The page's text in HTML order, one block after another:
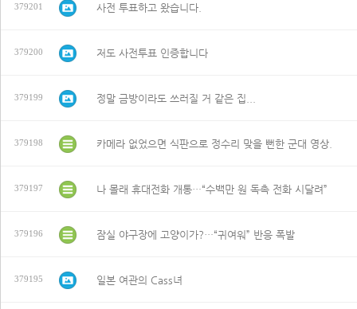
379201 사전 투표하고 왔습니다.
379200 저도 사전투표 인증합니다
379199 정말 금방이라도 쓰러질 거 같은 집...
379198 카메라 없었으면 식판으로 정수리 맞을 뻔한 군대 영상.
379197 나 몰래 휴대전화 개통…“수백만 원 독촉 전화 시달려”
379196 잠실 야구장에 고양이가?…“귀여워” 반응 폭발
379195 일본 여관의 Cass녀